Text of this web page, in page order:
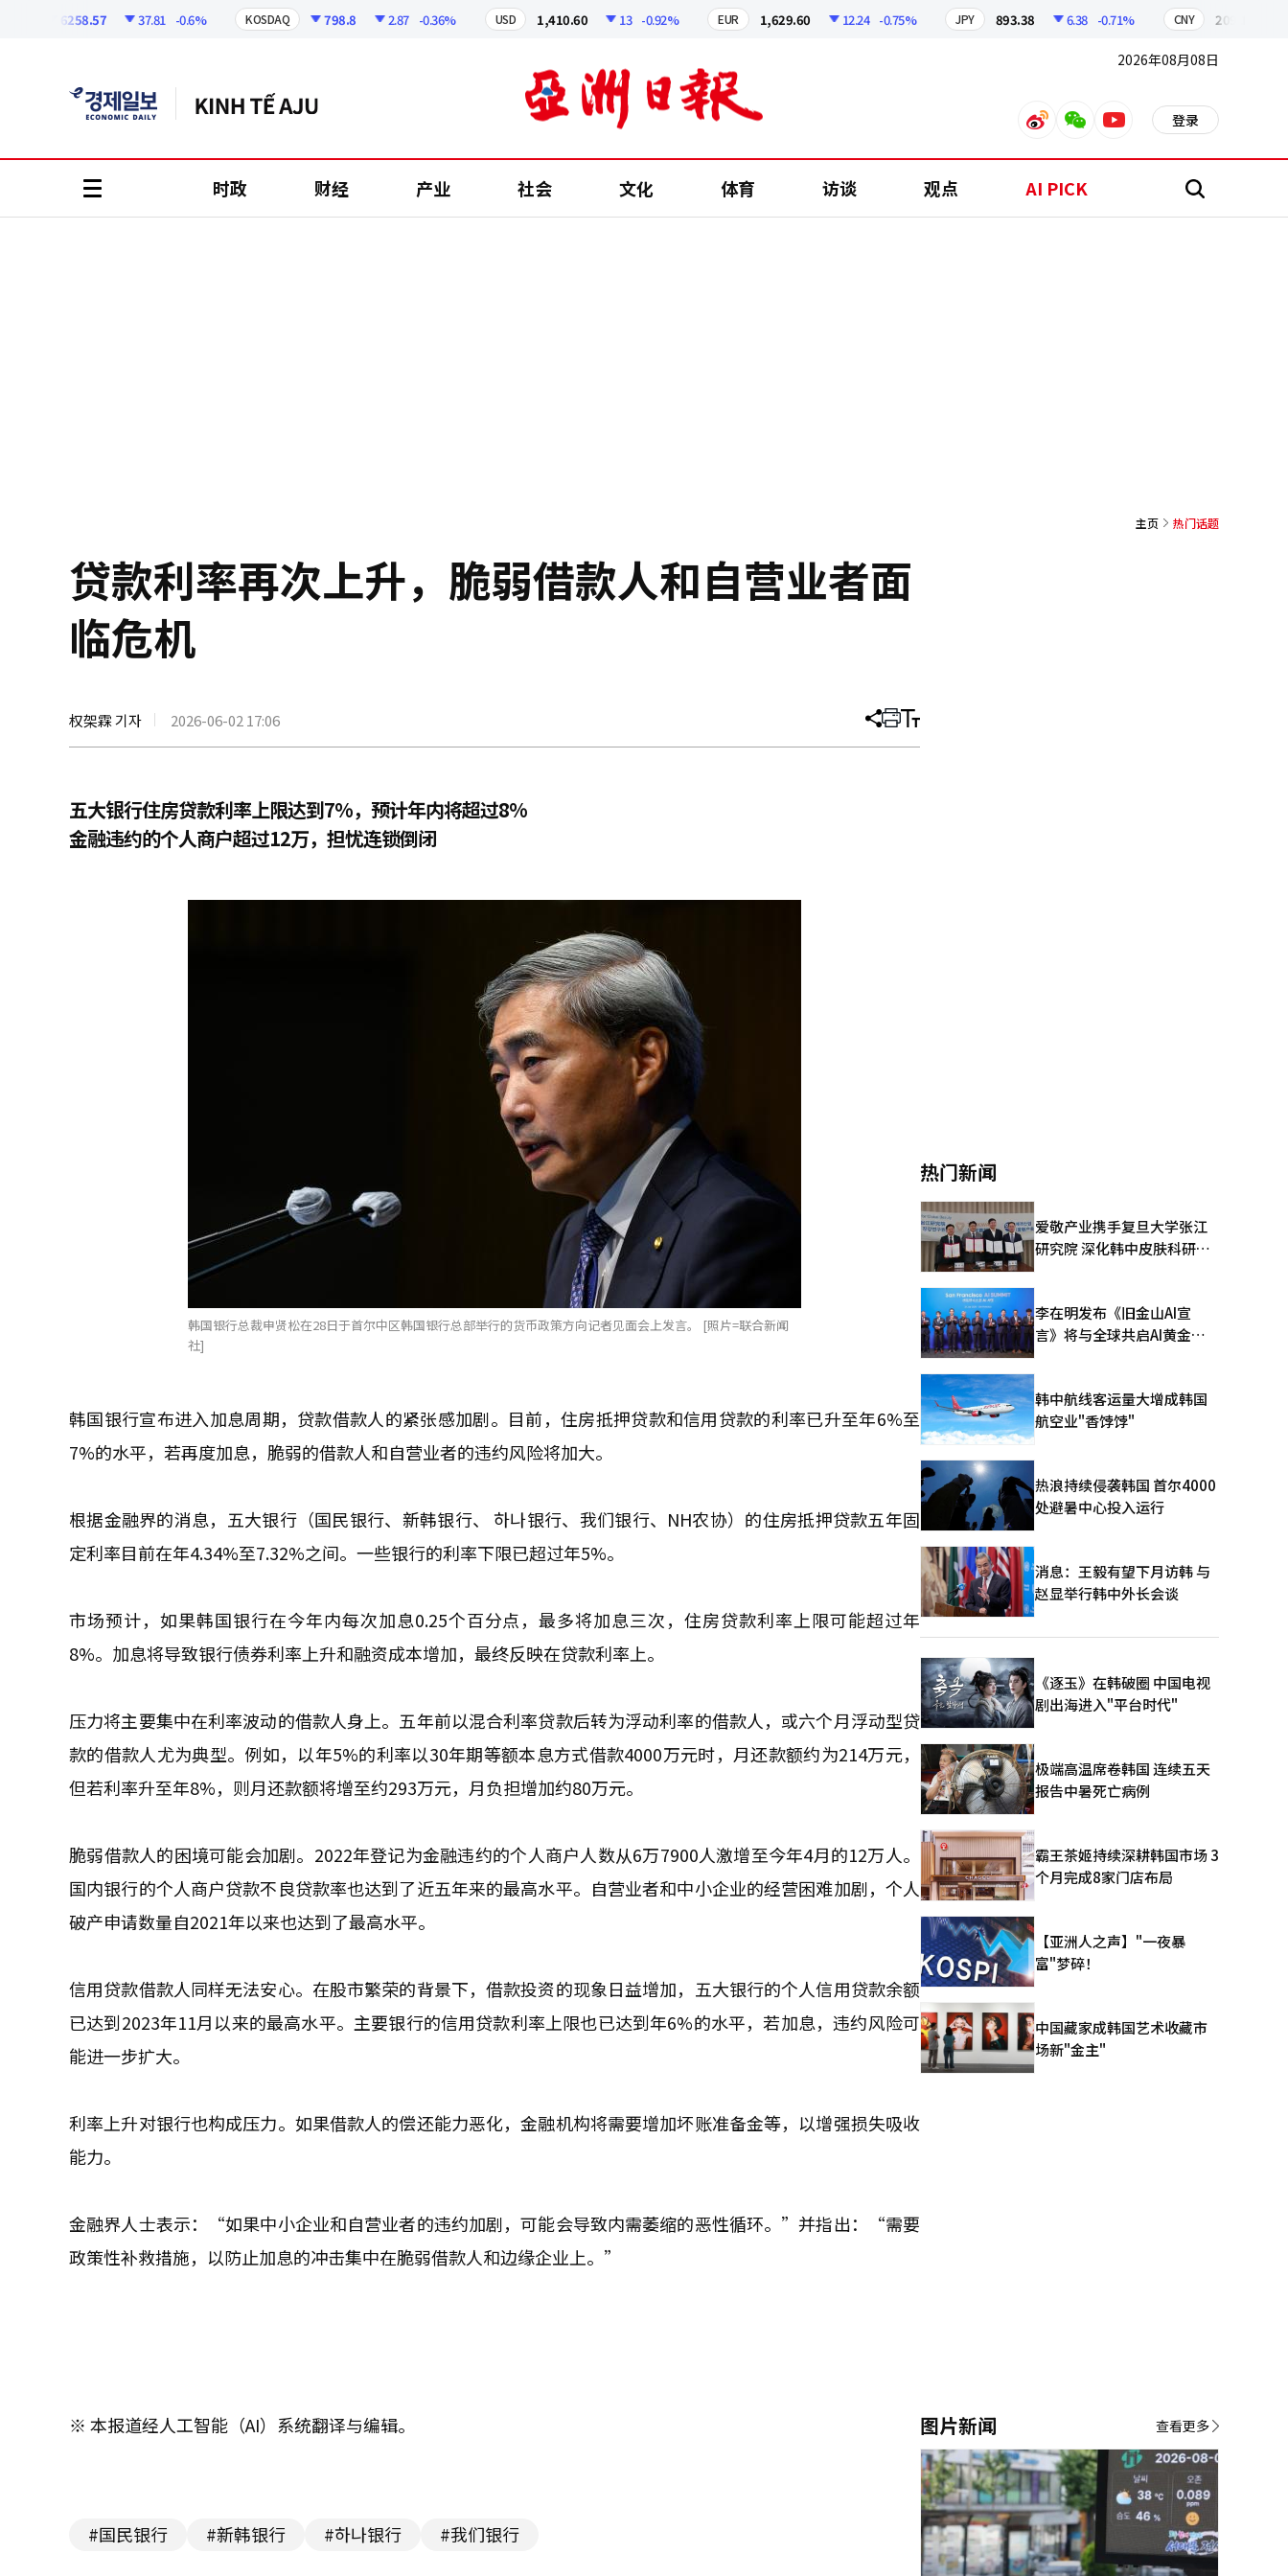
6258.57 37.81 -0.6% KOSDAQ 798.8 2.87 -0.36% USD 1,410.60 13 -0.92% EUR 1,629.60 12.24 -0.75% JPY 893.38 6.38 -0.71% CNY 209.17
2026年08月08日
weiboweixinyoutube 登录
时政 财经 产业 社会 文化 体育 访谈 观点 AI PICK 搜
主页 热门话题
贷款利率再次上升，脆弱借款人和自营业者面
临危机
权架霖 기자 2026-06-02 17:06 分
文
打 调
大
五大银行住房贷款利率上限达到7%，预计年内将超过8%
金融违约的个人商户超过12万，担忧连锁倒闭
韩国银行总裁申贤松在28日于首尔中区韩国银行总部举行的货币政策方向记者见面会上发言。 [照片=联合新闻
社]
韩国银行宣布进入加息周期，贷款借款人的紧张感加剧。目前，住房抵押贷款和信用贷款的利率已升至年6%至
7%的水平，若再度加息，脆弱的借款人和自营业者的违约风险将加大。
根据金融界的消息，五大银行（国民银行、新韩银行、 하나银行、我们银行、NH农协）的住房抵押贷款五年固
定利率目前在年4.34%至7.32%之间。一些银行的利率下限已超过年5%。
市场预计，如果韩国银行在今年内每次加息0.25个百分点，最多将加息三次，住房贷款利率上限可能超过年
8%。加息将导致银行债券利率上升和融资成本增加，最终反映在贷款利率上。
压力将主要集中在利率波动的借款人身上。五年前以混合利率贷款后转为浮动利率的借款人，或六个月浮动型贷
款的借款人尤为典型。例如，以年5%的利率以30年期等额本息方式借款4000万元时，月还款额约为214万元，
但若利率升至年8%，则月还款额将增至约293万元，月负担增加约80万元。
脆弱借款人的困境可能会加剧。2022年登记为金融违约的个人商户人数从6万7900人激增至今年4月的12万人。
国内银行的个人商户贷款不良贷款率也达到了近五年来的最高水平。自营业者和中小企业的经营困难加剧，个人
破产申请数量自2021年以来也达到了最高水平。
信用贷款借款人同样无法安心。在股市繁荣的背景下，借款投资的现象日益增加，五大银行的个人信用贷款余额
已达到2023年11月以来的最高水平。主要银行的信用贷款利率上限也已达到年6%的水平，若加息，违约风险可
能进一步扩大。
利率上升对银行也构成压力。如果借款人的偿还能力恶化，金融机构将需要增加坏账准备金等，以增强损失吸收
能力。
金融界人士表示：“如果中小企业和自营业者的违约加剧，可能会导致内需萎缩的恶性循环。”并指出：“需要
政策性补救措施，以防止加息的冲击集中在脆弱借款人和边缘企业上。”
※ 本报道经人工智能（AI）系统翻译与编辑。
#国民银行 #新韩银行 #하나银行 #我们银行
热门新闻
爱敬产业携手复旦大学张江
研究院 深化韩中皮肤科研合
李在明发布《旧金山AI宣
言》将与全球共启AI黄金时
韩中航线客运量大增成韩国
航空业"香饽饽"
热浪持续侵袭韩国 首尔4000
处避暑中心投入运行
消息：王毅有望下月访韩 与
赵显举行韩中外长会谈
《逐玉》在韩破圈 中国电视
剧出海进入"平台时代"
极端高温席卷韩国 连续五天
报告中暑死亡病例
霸王茶姬持续深耕韩国市场 3
个月完成8家门店布局
【亚洲人之声】"一夜暴
富"梦碎！
中国藏家成韩国艺术收藏市
场新"金主"
图片新闻 查看更多